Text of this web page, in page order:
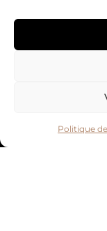
Politique
Conditions
Mentions
Politique de
Politique de